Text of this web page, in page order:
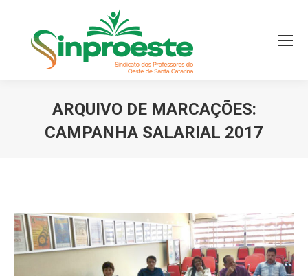
ARQUIVO DE MARCAÇÕES:
CAMPANHA SALARIAL 2017